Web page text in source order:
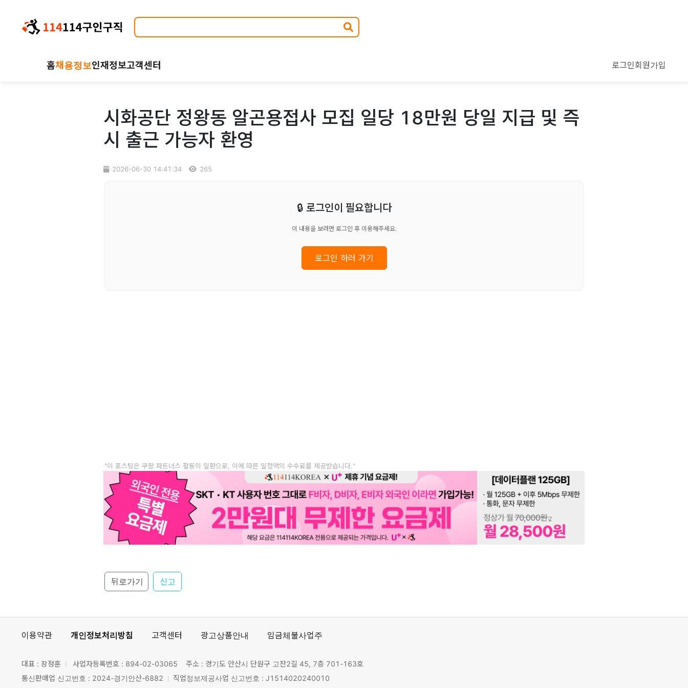
홈채용정보인재정보고객센터 로그인회원가입
시화공단 정왕동 알곤용접사 모집 일당 18만원 당일 지급 및 즉
시 출근 가능자 환영
2026-06-30 14:41:34 265
🔒 로그인이 필요합니다
이 내용을 보려면 로그인 후 이용해주세요.
로그인 하러 가기
"이 포스팅은 쿠팡 파트너스 활동의 일환으로, 이에 따른 일정액의 수수료를 제공받습니다."
뒤로가기 신고
이용약관 개인정보처리방침 고객센터 광고상품안내 임금체불사업주
대표 : 장정훈 사업자등록번호 : 894-02-03065
주소 : 경기도 안산시 단원구 고잔2길 45, 7층 701-163호
통신판매업 신고번호 : 2024-경기안산-6882
직업정보제공사업 신고번호 : J1514020240010